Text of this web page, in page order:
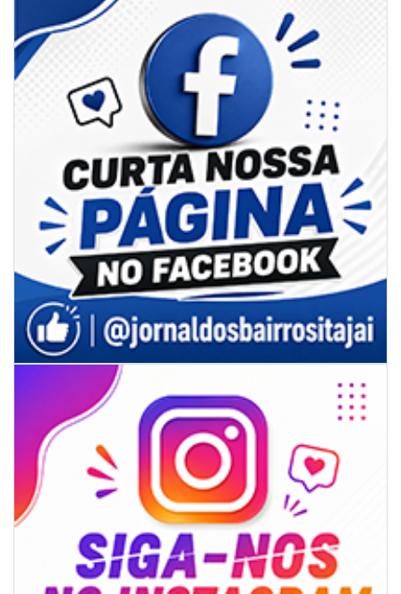
07/08/2026 | 18:12
Festa das Tradições Brasileiras reúne 4.145 pessoas na estreia, e
Reginaldo Sama sobe ao palco nesta sexta, às 19h
BALNEÁRIO CAMBORIÚ